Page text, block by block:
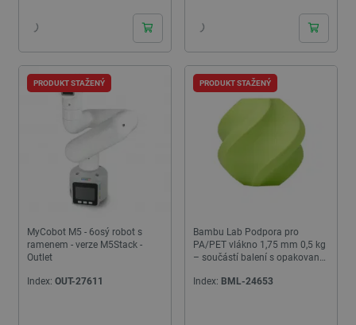
MyCobot M5 - 6osý robot s
ramenem - verze M5Stack -
Outlet
Index: OUT-27611
PRODUKT STAŽENÝ
Bambu Lab Podpora pro
PA/PET vlákno 1,75 mm 0,5 kg
– součástí balení s opakovaně
Index: BML-24653
PRODUKT STAŽENÝ